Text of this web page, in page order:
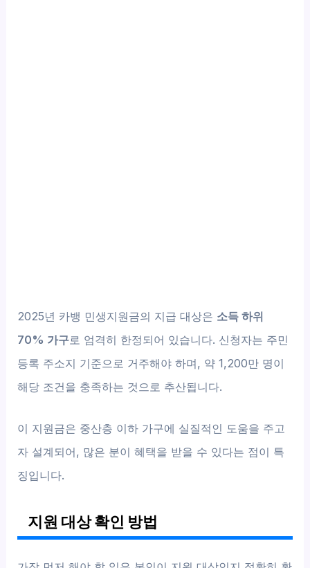
2025년 카뱅 민생지원금의 지급 대상은 소득 하위
70% 가구로 엄격히 한정되어 있습니다. 신청자는 주민
등록 주소지 기준으로 거주해야 하며, 약 1,200만 명이
해당 조건을 충족하는 것으로 추산됩니다.
이 지원금은 중산층 이하 가구에 실질적인 도움을 주고
자 설계되어, 많은 분이 혜택을 받을 수 있다는 점이 특
징입니다.
지원 대상 확인 방법